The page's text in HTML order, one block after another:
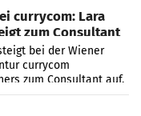
currycom: Lara
zum Consultant
bei der Wiener
currycom
zum Consultant auf.
betreut Kundinnen